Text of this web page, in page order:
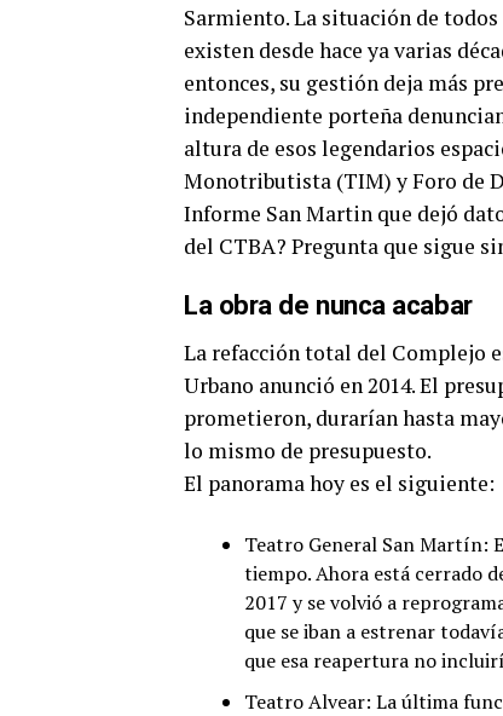
Sarmiento. La situación de
existen desde hace ya varias
entonces, su gestión deja más
independiente porteña
altura de esos legendarios
Monotributista (TIM) y Foro de
Informe San Martin que dejó
del CTBA? Pregunta que sigue
La obra de nunca acabar
La refacción total del Complejo
Urbano anunció en 2014. El
prometieron, durarían hasta
lo mismo de presupuesto.
El panorama hoy es el siguiente:
Teatro General San Martín:
tiempo. Ahora está cerrado
2017 y se volvió a
que se iban a estrenar
que esa reapertura no
Teatro Alvear: La última